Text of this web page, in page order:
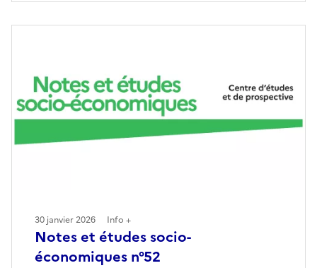
Notes et études socio-
économiques n°52
30 janvier 2026 Info +